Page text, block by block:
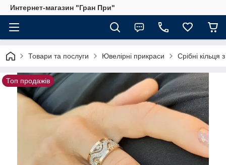
Интернет-магазин "Гран При"
Товари та послуги Ювелірні прикраси Срібні кільця
Топ продажів